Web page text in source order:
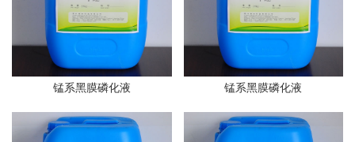
锰系黑膜磷化液 锰系黑膜磷化液